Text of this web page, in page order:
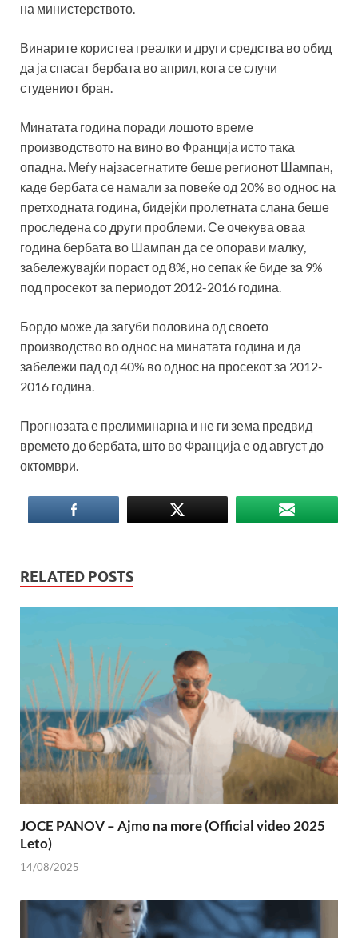
на министерството.
Винарите користеа греалки и други средства во обид
да ја спасат бербата во април, кога се случи
студениот бран.
Минатата година поради лошото време
производството на вино во Франција исто така
опадна. Меѓу најзасегнатите беше регионот Шампан,
каде бербата се намали за повеќе од 20% во однос на
претходната година, бидејќи пролетната слана беше
проследена со други проблеми. Се очекува оваа
година бербата во Шампан да се опорави малку,
забележувајќи пораст од 8%, но сепак ќе биде за 9%
под просекот за периодот 2012-2016 година.
Бордо може да загуби половина од своето
производство во однос на минатата година и да
забележи пад од 40% во однос на просекот за 2012-
2016 година.
Прогнозата е прелиминарна и не ги зема предвид
времето до бербата, што во Франција е од август до
октомври.
RELATED POSTS
JOCE PANOV – Ajmo na more (Official video 2025
Leto)
14/08/2025